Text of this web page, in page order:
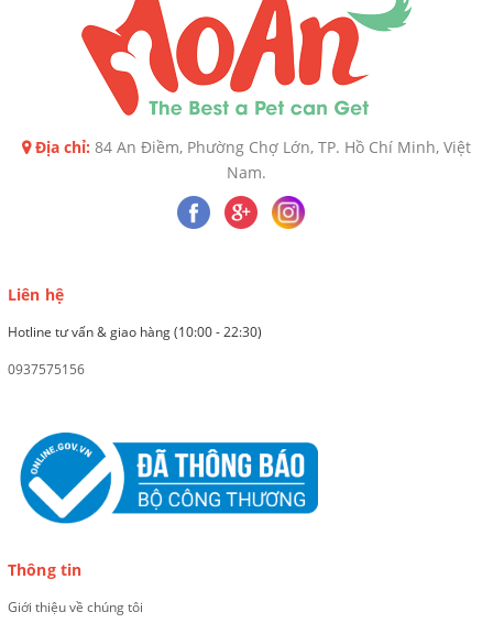
Địa chỉ: 84 An Điềm, Phường Chợ Lớn, TP. Hồ Chí Minh, Việt
Nam.
Liên hệ
Hotline tư vấn & giao hàng (10:00 - 22:30)
0937575156
Thông tin
Giới thiệu về chúng tôi